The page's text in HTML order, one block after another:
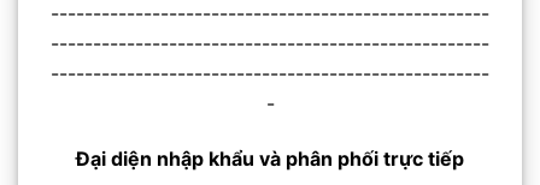
----------------------------------------------------
----------------------------------------------------
----------------------------------------------------
-
Đại diện nhập khẩu và phân phối trực tiếp